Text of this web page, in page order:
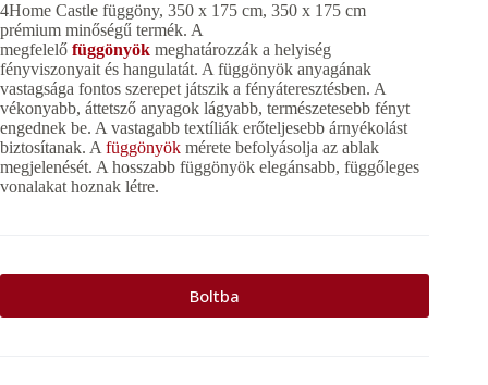
4Home Castle függöny, 350 x 175 cm, 350 x 175 cm
prémium minőségű termék. A
megfelelő függönyök meghatározzák a helyiség
fényviszonyait és hangulatát. A függönyök anyagának
vastagsága fontos szerepet játszik a fényáteresztésben. A
vékonyabb, áttetsző anyagok lágyabb, természetesebb fényt
engednek be. A vastagabb textíliák erőteljesebb árnyékolást
biztosítanak. A függönyök mérete befolyásolja az ablak
megjelenését. A hosszabb függönyök elegánsabb, függőleges
vonalakat hoznak létre.
Boltba